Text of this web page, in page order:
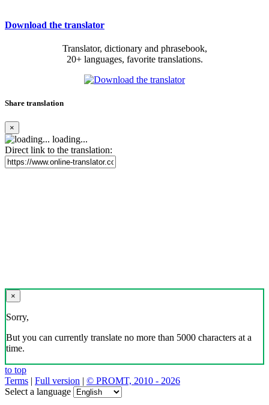
Download the translator
Translator, dictionary and phrasebook,
20+ languages, favorite translations.
Share translation
×
loading...
Direct link to the translation:
×
Sorry,
But you can currently translate no more than 5000 characters at a
time.
to top
Terms | Full version | © PROMT, 2010 - 2026
Select a language